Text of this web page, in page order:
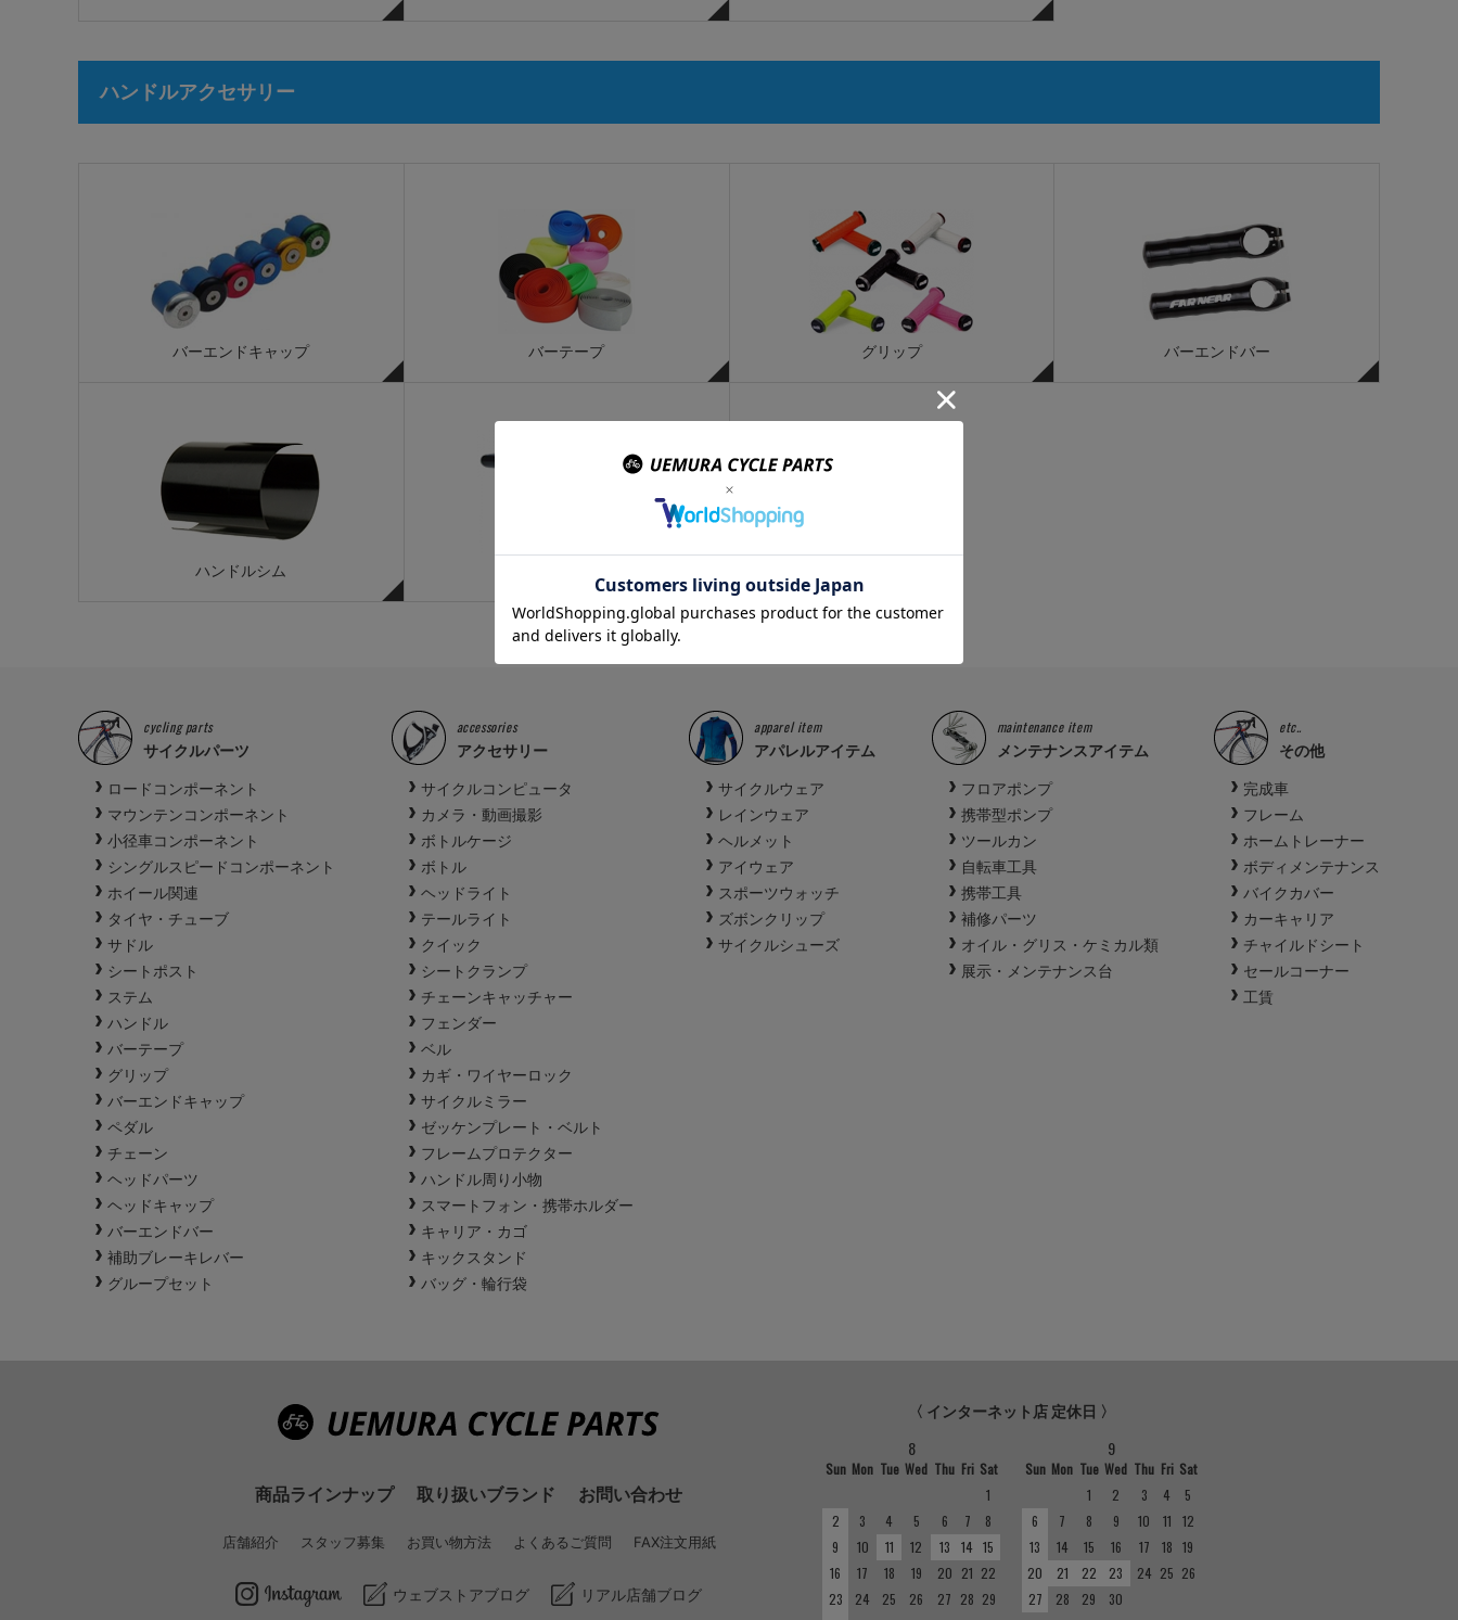
ハンドルアクセサリー
バーエンドキャップ バーテープ グリップ バーエンドバー
ハンドルシム
cycling parts
サイクルパーツ
ロードコンポーネント
マウンテンコンポーネント
小径車コンポーネント
シングルスピードコンポーネント
ホイール関連
タイヤ・チューブ
サドル
シートポスト
ステム
ハンドル
バーテープ
グリップ
バーエンドキャップ
ペダル
チェーン
ヘッドパーツ
ヘッドキャップ
バーエンドバー
補助ブレーキレバー
グループセット
accessories
アクセサリー
サイクルコンピュータ
カメラ・動画撮影
ボトルケージ
ボトル
ヘッドライト
テールライト
クイック
シートクランプ
チェーンキャッチャー
フェンダー
ベル
カギ・ワイヤーロック
サイクルミラー
ゼッケンプレート・ベルト
フレームプロテクター
ハンドル周り小物
スマートフォン・携帯ホルダー
キャリア・カゴ
キックスタンド
バッグ・輪行袋
apparel item
アパレルアイテム
サイクルウェア
レインウェア
ヘルメット
アイウェア
スポーツウォッチ
ズボンクリップ
サイクルシューズ
maintenance item
メンテナンスアイテム
フロアポンプ
携帯型ポンプ
ツールカン
自転車工具
携帯工具
補修パーツ
オイル・グリス・ケミカル類
展示・メンテナンス台
etc..
その他
完成車
フレーム
ホームトレーナー
ボディメンテナンス
バイクカバー
カーキャリア
チャイルドシート
セールコーナー
工賃
商品ラインナップ 取り扱いブランド お問い合わせ
店舗紹介 スタッフ募集 お買い物方法 よくあるご質問 FAX注文用紙
ウェブストアブログ リアル店舗ブログ
〈 インターネット店 定休日 〉
8
Sun Mon Tue Wed Thu Fri Sat
1
2
3 4 5 6 7
8
9
10 11 12 13 14 15
16
17 18 19 20 21 22
23
24 25 26 27 28 29
9
Sun Mon Tue Wed Thu Fri Sat
1
2 3 4
5
6
7 8 9 10 11
12
13
14 15 16 17 18 19
20
21 22 23 24 25 26
27
28 29 30